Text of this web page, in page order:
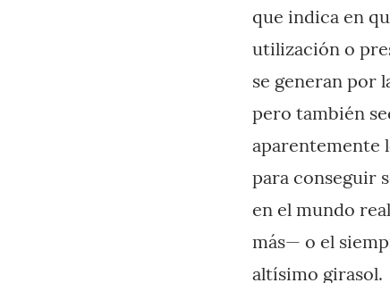
que indica en
utilización o
se generan por
pero también
aparentemente
para conseguir
en el mundo
más— o el
altísimo girasol.